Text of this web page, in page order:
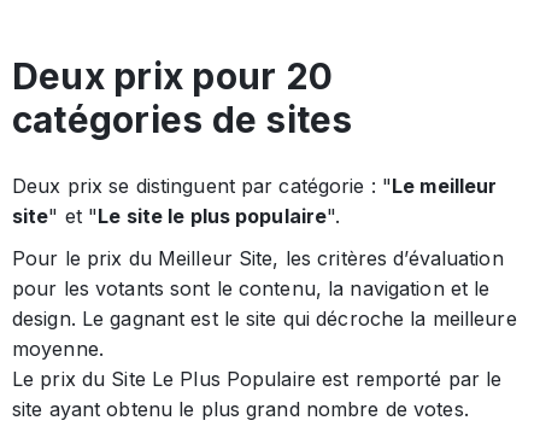
Deux prix pour 20
catégories de sites
Deux prix se distinguent par catégorie : "Le meilleur
site" et "Le site le plus populaire".
Pour le prix du Meilleur Site, les critères d’évaluation
pour les votants sont le contenu, la navigation et le
design. Le gagnant est le site qui décroche la meilleure
moyenne.
Le prix du Site Le Plus Populaire est remporté par le
site ayant obtenu le plus grand nombre de votes.